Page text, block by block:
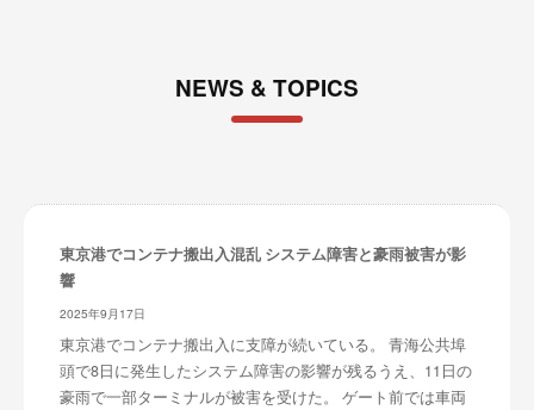
NEWS & TOPICS
東京港でコンテナ搬出入混乱 システム障害と豪雨被害が影
響
2025年9月17日
東京港でコンテナ搬出入に支障が続いている。 青海公共埠
頭で8日に発生したシステム障害の影響が残るうえ、11日の
豪雨で一部ターミナルが被害を受けた。 ゲート前では車両